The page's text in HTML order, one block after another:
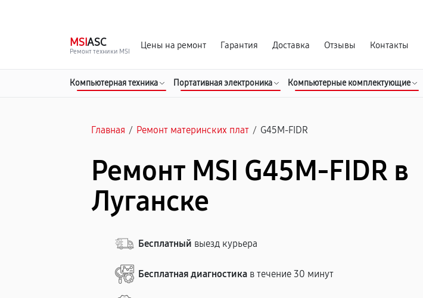
MSIASC
Ремонт техники MSI
Цены на ремонт Гарантия Доставка Отзывы Контакты
Компьютерная техника Портативная электроника Компьютерные комплектующие
Главная / Ремонт материнских плат / G45M-FIDR
Ремонт MSI G45M-FIDR в
Луганске
Бесплатный выезд курьера
Бесплатная диагностика в течение 30 минут